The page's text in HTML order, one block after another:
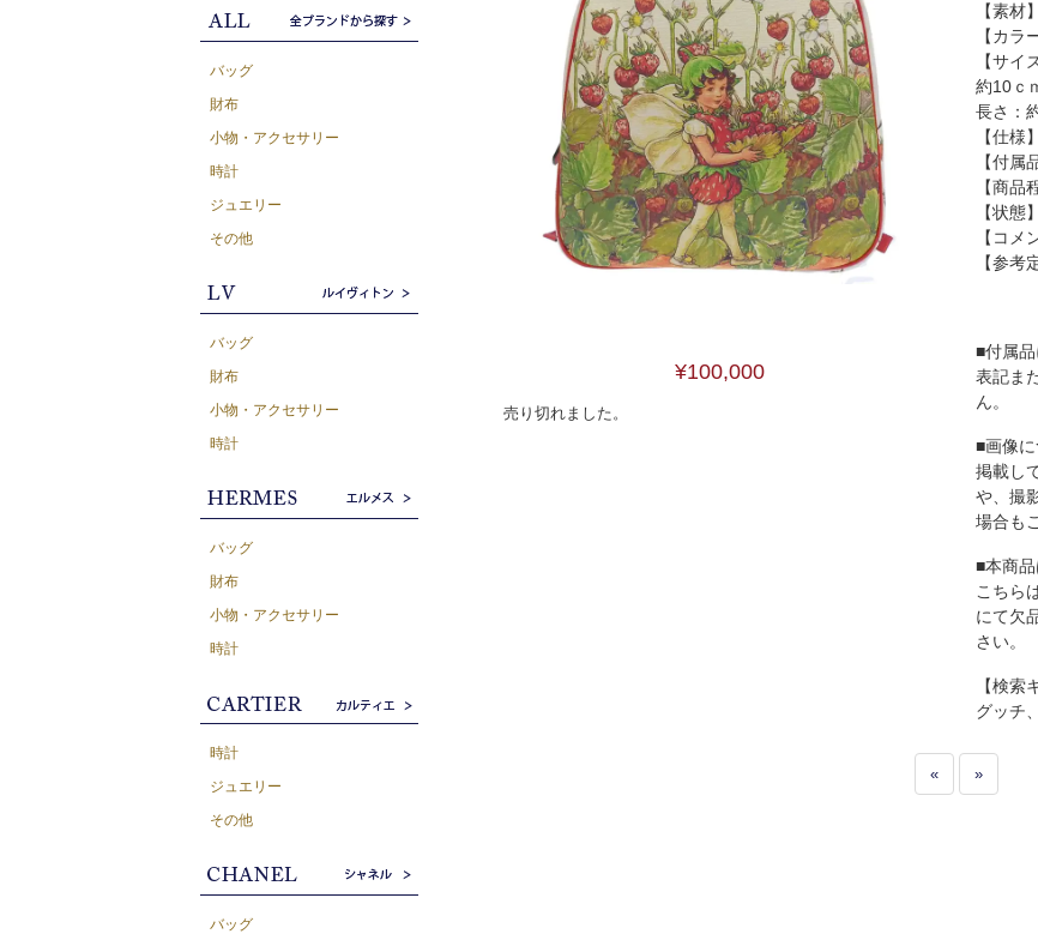
¥100,000
売り切れました。
【素材
【カラ
【サイ
約10ｃ
長さ：
【仕様
【付属
【商品
【状
【コ
【参
■付属
表記ま
ん。
■画像
掲載し
や、撮
場合も
■本商
こちら
にて欠
さい。
【検索
グッチ
« »
バッグ
財布
小物・アクセサリー
時計
ジュエリー
その他
バッグ
財布
小物・アクセサリー
時計
バッグ
財布
小物・アクセサリー
時計
時計
ジュエリー
その他
バッグ